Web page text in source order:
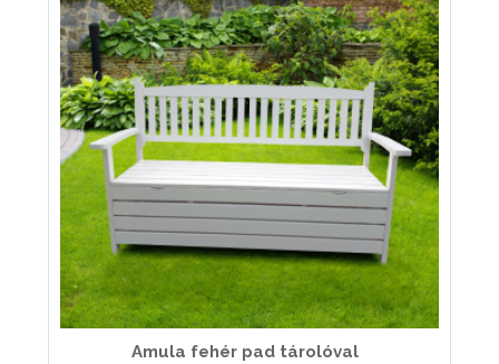
Amula fehér pad tárolóval